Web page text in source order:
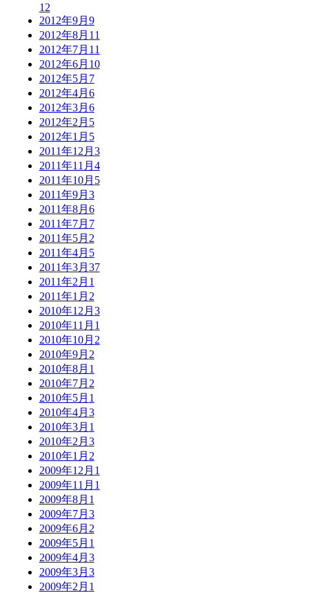
12
2012年9月 9
2012年8月 11
2012年7月 11
2012年6月 10
2012年5月 7
2012年4月 6
2012年3月 6
2012年2月 5
2012年1月 5
2011年12月 3
2011年11月 4
2011年10月 5
2011年9月 3
2011年8月 6
2011年7月 7
2011年5月 2
2011年4月 5
2011年3月 37
2011年2月 1
2011年1月 2
2010年12月 3
2010年11月 1
2010年10月 2
2010年9月 2
2010年8月 1
2010年7月 2
2010年5月 1
2010年4月 3
2010年3月 1
2010年2月 3
2010年1月 2
2009年12月 1
2009年11月 1
2009年8月 1
2009年7月 3
2009年6月 2
2009年5月 1
2009年4月 3
2009年3月 3
2009年2月 1